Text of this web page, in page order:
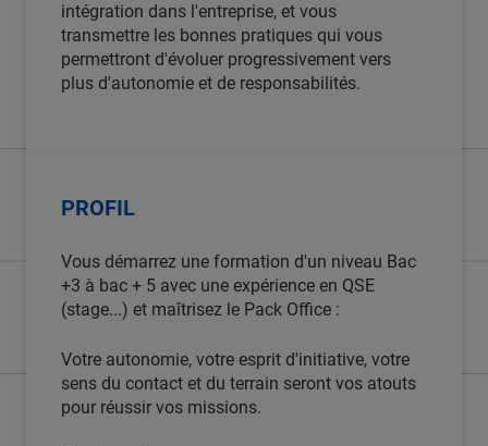
intégration dans l'entreprise, et vous
transmettre les bonnes pratiques qui vous
permettront d'évoluer progressivement vers
plus d'autonomie et de responsabilités.
PROFIL
Vous démarrez une formation d'un niveau Bac
+3 à bac + 5 avec une expérience en QSE
(stage...) et maîtrisez le Pack Office :
Votre autonomie, votre esprit d'initiative, votre
sens du contact et du terrain seront vos atouts
pour réussir vos missions.